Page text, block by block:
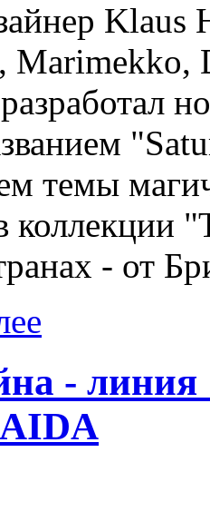
Klaus
Marimekko,
темы
коллекции
- от
-